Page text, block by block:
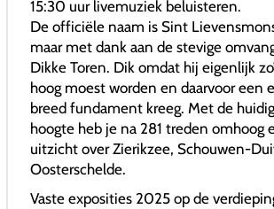
15:30 uur livemuziek beluisteren.
De officiële naam is Sint
maar met dank aan de stevige
Dikke Toren. Dik omdat hij eigenlijk
hoog moest worden en daarvoor een
breed fundament kreeg. Met de
hoogte heb je na 281 treden omhoog
uitzicht over Zierikzee, Schouwen-
Oosterschelde.
Vaste exposities 2025 op de